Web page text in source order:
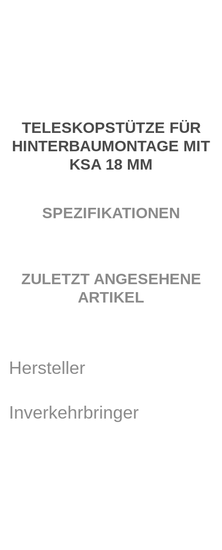
TELESKOPSTÜTZE FÜR
HINTERBAUMONTAGE MIT
KSA 18 MM
SPEZIFIKATIONEN
ZULETZT ANGESEHENE
ARTIKEL
Hersteller
Inverkehrbringer